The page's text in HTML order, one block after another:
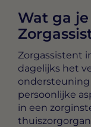
Wat ga
Zorgassistent
dagelijks het
persoonlijke
in een